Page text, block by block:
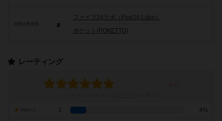
ファイブ24ラボ（Five24 Labs）
ポケット(POKETTO)
レーティング
3 4%